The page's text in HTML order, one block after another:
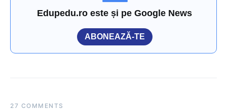
Edupedu.ro este și pe Google News
ABONEAZĂ-TE
27 COMMENTS